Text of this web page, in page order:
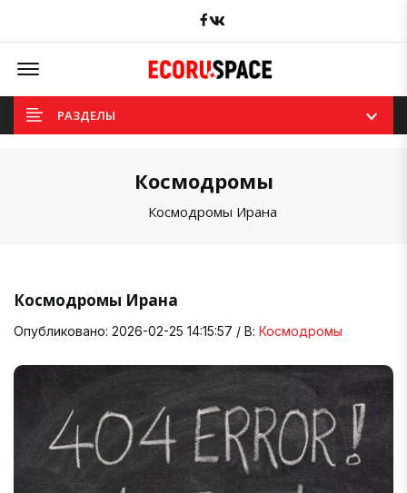
Facebook
Offcanvas Menu Open
РАЗДЕЛЫ
Космодромы
Космодромы Ирана
Космодромы Ирана
Опубликовано: 2026-02-25 14:15:57 / В: Космодромы